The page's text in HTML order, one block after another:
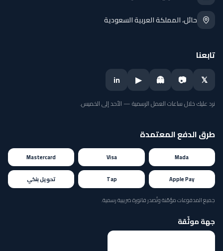
حائل، المملكة العربية السعودية
تابعنا
𝕏
📷
👻
▶
in
نرد عليك خلال ساعات العمل الرسمية — الأحد إلى الخميس.
طرق الدفع المعتمدة
Mada
Visa
Mastercard
Apple Pay
Tap تحويل بنكي
جميع المدفوعات مؤمّنة وتُصدر فاتورة ضريبية رسمية.
جهة موثّقة